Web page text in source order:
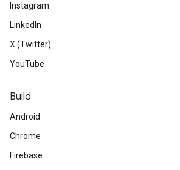
Instagram
LinkedIn
X (Twitter)
YouTube
Build
Android
Chrome
Firebase